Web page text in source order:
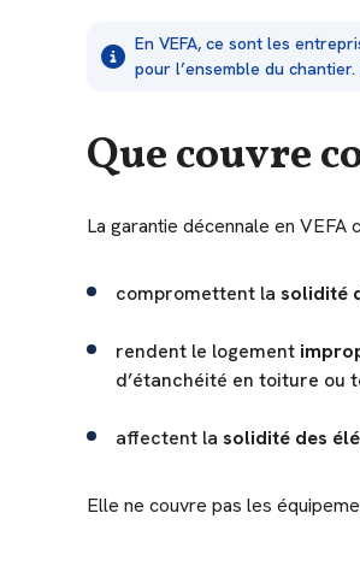
En VEFA, ce sont les
pour l’ensemble du
Que couvre
La garantie décennale en
compromettent la solidité
rendent le logement
d’étanchéité en toiture ou
affectent la solidité des
Elle ne couvre pas les